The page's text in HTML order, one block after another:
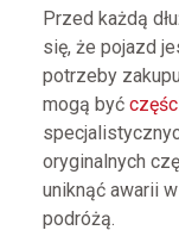
Przed każdą
się, że pojazd
potrzeby
mogą być
oryginalnych
uniknąć awarii
podróżą.